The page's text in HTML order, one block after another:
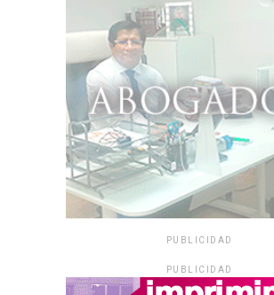
PUBLICIDAD
PUBLICIDAD